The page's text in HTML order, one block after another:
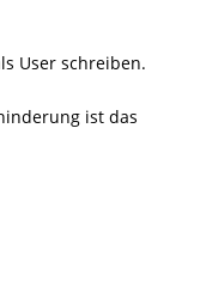
User schreiben.
ist das